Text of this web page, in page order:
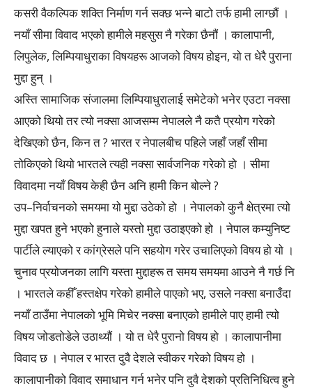
कसरी वैकल्पिक शक्ति निर्माण गर्न सक्छ भन्ने बाटो तर्फ हामी लाग्छौं ।
नयाँ सीमा विवाद भएको हामीले महसुस नै गरेका छैनौं । कालापानी,
लिपुलेक, लिम्पियाधुराका विषयहरू आजको विषय होइन, यो त धेरै पुराना
मुद्दा हुन् ।
अस्ति सामाजिक संजालमा लिम्पियाधुरालाई समेटेको भनेर एउटा नक्सा
आएको थियो तर त्यो नक्सा आजसम्म नेपालले नै कतै प्रयोग गरेको
देखिएको छैन, किन त ? भारत र नेपालबीच पहिले जहाँ जहाँ सीमा
तोकिएको थियो भारतले त्यही नक्सा सार्वजनिक गरेको हो । सीमा
विवादमा नयाँ विषय केही छैन अनि हामी किन बोल्ने ?
उप–निर्वाचनको समयमा यो मुद्दा उठेको हो । नेपालको कुनै क्षेत्रमा त्यो
मुद्दा खपत हुने भएको हुनाले यस्तो मुद्दा उठाइएको हो । नेपाल कम्युनिष्ट
पार्टीले ल्याएको र कांग्रेसले पनि सहयोग गरेर उचालिएको विषय हो यो ।
चुनाव प्रयोजनका लागि यस्ता मुद्दाहरू त समय समयमा आउने नै गर्छ नि
। भारतले कहीँ हस्तक्षेप गरेको हामीले पाएको भए, उसले नक्सा बनाउँदा
नयाँ ठाउँमा नेपालको भूमि मिचेर नक्सा बनाएको हामीले पाए हामी त्यो
विषय जोडतोडेले उठाथ्यौं । यो त धेरै पुरानो विषय हो । कालापानीमा
विवाद छ । नेपाल र भारत दुवै देशले स्वीकर गरेको विषय हो ।
कालापानीको विवाद समाधान गर्न भनेर पनि दुवै देशको प्रतिनिधित्व हुने